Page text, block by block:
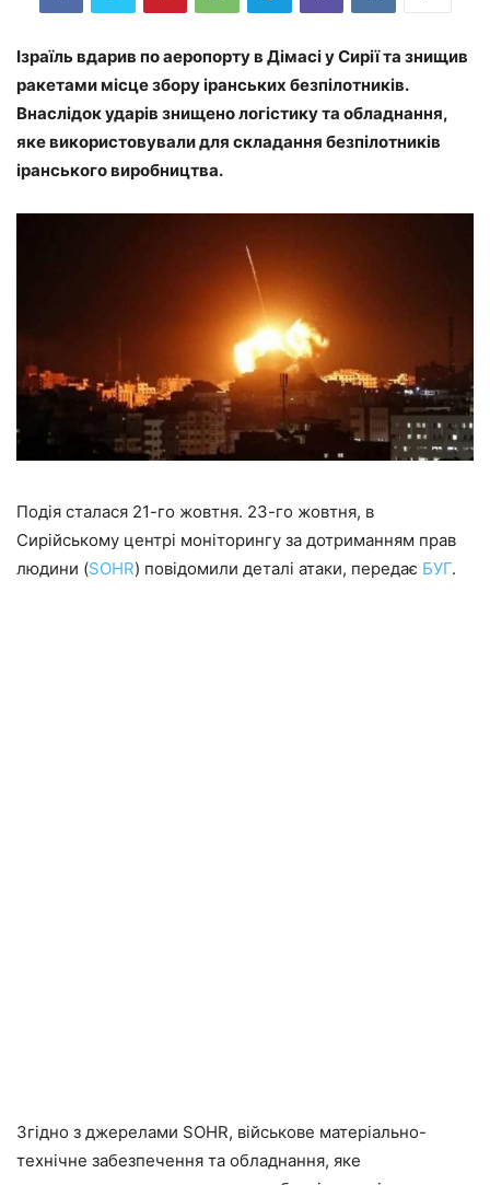
Ізраїль вдарив по аеропорту в Дімасі у Сирії та знищив
ракетами місце збору іранських безпілотників.
Внаслідок ударів знищено логістику та обладнання,
яке використовували для складання безпілотників
іранського виробництва.
Подія сталася 21-го жовтня. 23-го жовтня, в
Сирійському центрі моніторингу за дотриманням прав
людини (SOHR) повідомили деталі атаки, передає БУГ.
Згідно з джерелами SOHR, військове матеріально-
технічне забезпечення та обладнання, яке